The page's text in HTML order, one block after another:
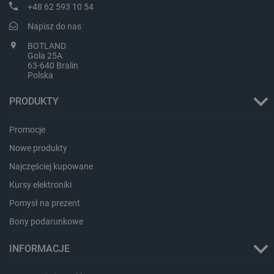
+48 62 593 10 54
Napisz do nas
BOTLAND
Gola 25A
63-640 Bralin
Polska
PRODUKTY
Promocje
Nowe produkty
Najczęściej kupowane
Kursy elektroniki
Pomysł na prezent
Bony podarunkowe
INFORMACJE